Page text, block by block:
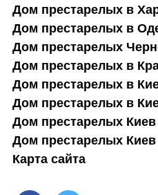
Дом престарелых в
Дом престарелых в
Дом престарелых
Дом престарелых в
Дом престарелых в
Дом престарелых в
Дом престарелых Киев
Дом престарелых
Карта сайта